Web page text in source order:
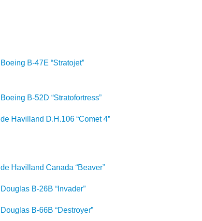
Boeing B-47E “Stratojet”
Boeing B-52D “Stratofortress”
de Havilland D.H.106 “Comet 4”
de Havilland Canada “Beaver”
Douglas B-26B “Invader”
Douglas B-66B “Destroyer”